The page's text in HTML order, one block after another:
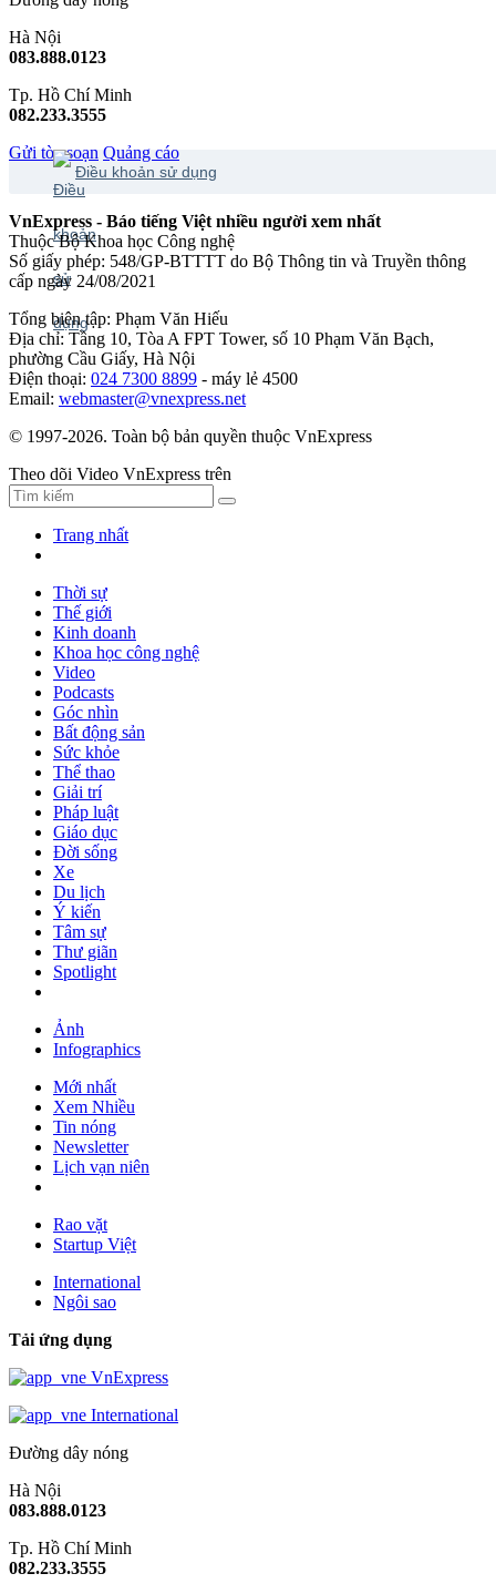
Hà Nội
083.888.0123
Tp. Hồ Chí Minh
082.233.3555
Gửi tòa soạn Quảng cáo
Điều khoản sử dụng
VnExpress - Báo tiếng Việt nhiều người xem nhất
Thuộc Bộ Khoa học Công nghệ
Số giấy phép: 548/GP-BTTTT do Bộ Thông tin và Truyền thông
cấp ngày 24/08/2021
Tổng biên tập: Phạm Văn Hiếu
Địa chỉ: Tầng 10, Tòa A FPT Tower, số 10 Phạm Văn Bạch,
phường Cầu Giấy, Hà Nội
Điện thoại: 024 7300 8899 - máy lẻ 4500
Email: webmaster@vnexpress.net
© 1997-2026. Toàn bộ bản quyền thuộc VnExpress
Theo dõi Video VnExpress trên
Trang nhất
Thời sự
Thế giới
Kinh doanh
Khoa học công nghệ
Video
Podcasts
Góc nhìn
Bất động sản
Sức khỏe
Thể thao
Giải trí
Pháp luật
Giáo dục
Đời sống
Xe
Du lịch
Ý kiến
Tâm sự
Thư giãn
Spotlight
Ảnh
Infographics
Mới nhất
Xem Nhiều
Tin nóng
Newsletter
Lịch vạn niên
Rao vặt
Startup Việt
International
Ngôi sao
Tải ứng dụng
VnExpress
International
Đường dây nóng
Hà Nội
083.888.0123
Tp. Hồ Chí Minh
082.233.3555